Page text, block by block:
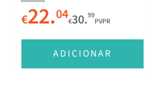
€22.04€30.99
PVPR
ADICIONAR